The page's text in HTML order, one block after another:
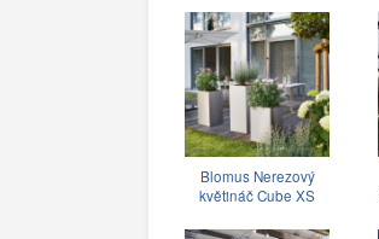
Blomus Nerezový
květináč Cube XS